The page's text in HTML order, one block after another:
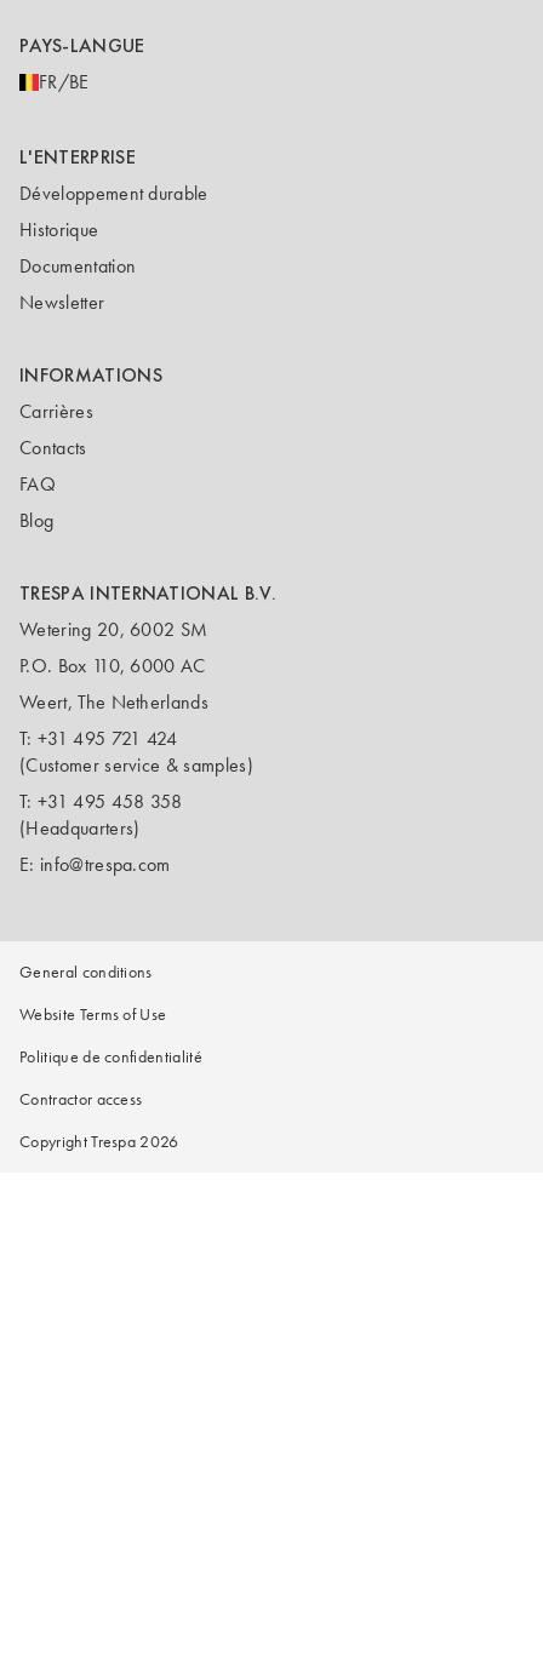
PAYS-LANGUE
FR/BE
L'ENTERPRISE
Développement durable
Historique
Documentation
Newsletter
INFORMATIONS
Carrières
Contacts
FAQ
Blog
TRESPA INTERNATIONAL B.V.
Wetering 20, 6002 SM
P.O. Box 110, 6000 AC
Weert, The Netherlands
T: +31 495 721 424
(Customer service & samples)
T: +31 495 458 358
(Headquarters)
E: info@trespa.com
General conditions
Website Terms of Use
Politique de confidentialité
Contractor access
Copyright Trespa 2026